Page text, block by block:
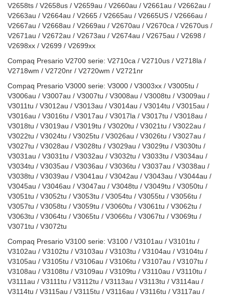
V2658ts / V2658us / V2659au / V2660au / V2661au / V2662au /
V2663au / V2664au / V2665 / V2665au / V2665US / V2666au /
V2667au / V2668au / V2669au / V2670au / V2670ca / V2670us /
V2671au / V2672au / V2673au / V2674au / V2675au / V2698 /
V2698xx / V2699 / V2699xx
Compaq Presario V2700 serie: V2710ca / V2710us / V2718la /
V2718wm / V2720nr / V2720wm / V2721nr
Compaq Presario V3000 serie: V3000 / V3003xx / V3005tu /
V3006au / V3007au / V3007tu / V3008au / V3008tu / V3009au /
V3011tu / V3012au / V3013au / V3014au / V3014tu / V3015au /
V3016au / V3016tu / V3017au / V3017la / V3017tu / V3018au /
V3018tu / V3019au / V3019tu / V3020tu / V3021tu / V3022au /
V3022tu / V3024tu / V3025tu / V3026au / V3026tu / V3027au /
V3027tu / V3028au / V3028tu / V3029au / V3029tu / V3030tu /
V3031au / V3031tu / V3032au / V3032tu / V3033tu / V3034au /
V3034tu / V3035au / V3036au / V3036tu / V3037au / V3038au /
V3038tu / V3039au / V3041au / V3042au / V3043au / V3044au /
V3045au / V3046au / V3047au / V3048tu / V3049tu / V3050tu /
V3051tu / V3052tu / V3053tu / V3054tu / V3055tu / V3056tu /
V3057tu / V3058tu / V3059tu / V3060tu / V3061tu / V3062tu /
V3063tu / V3064tu / V3065tu / V3066tu / V3067tu / V3069tu /
V3071tu / V3072tu
Compaq Presario V3100 serie: V3100 / V3101au / V3101tu /
V3102au / V3102tu / V3103au / V3103tu / V3104au / V3104tu /
V3105au / V3105tu / V3106au / V3106tu / V3107au / V3107tu /
V3108au / V3108tu / V3109au / V3109tu / V3110au / V3110tu /
V3111au / V3111tu / V3112tu / V3113au / V3113tu / V3114au /
V3114tu / V3115au / V3115tu / V3116au / V3116tu / V3117au /